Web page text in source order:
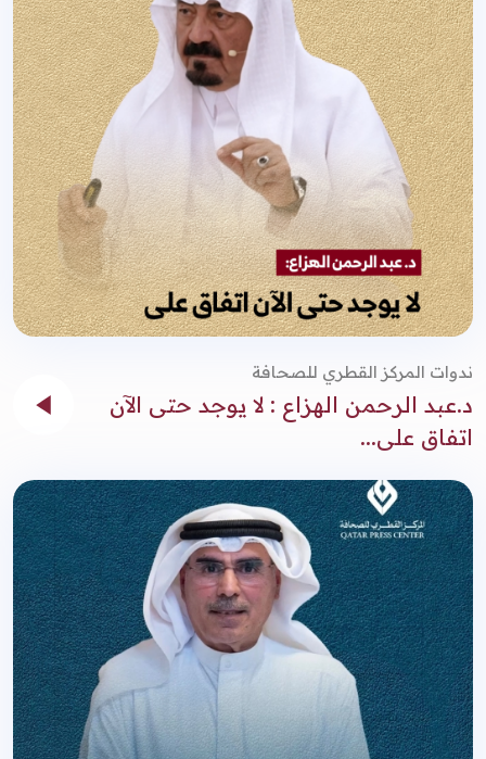
ندوات المركز القطري للصحافة
د.عبد الرحمن الهزاع : لا يوجد حتى الآن
اتفاق على...